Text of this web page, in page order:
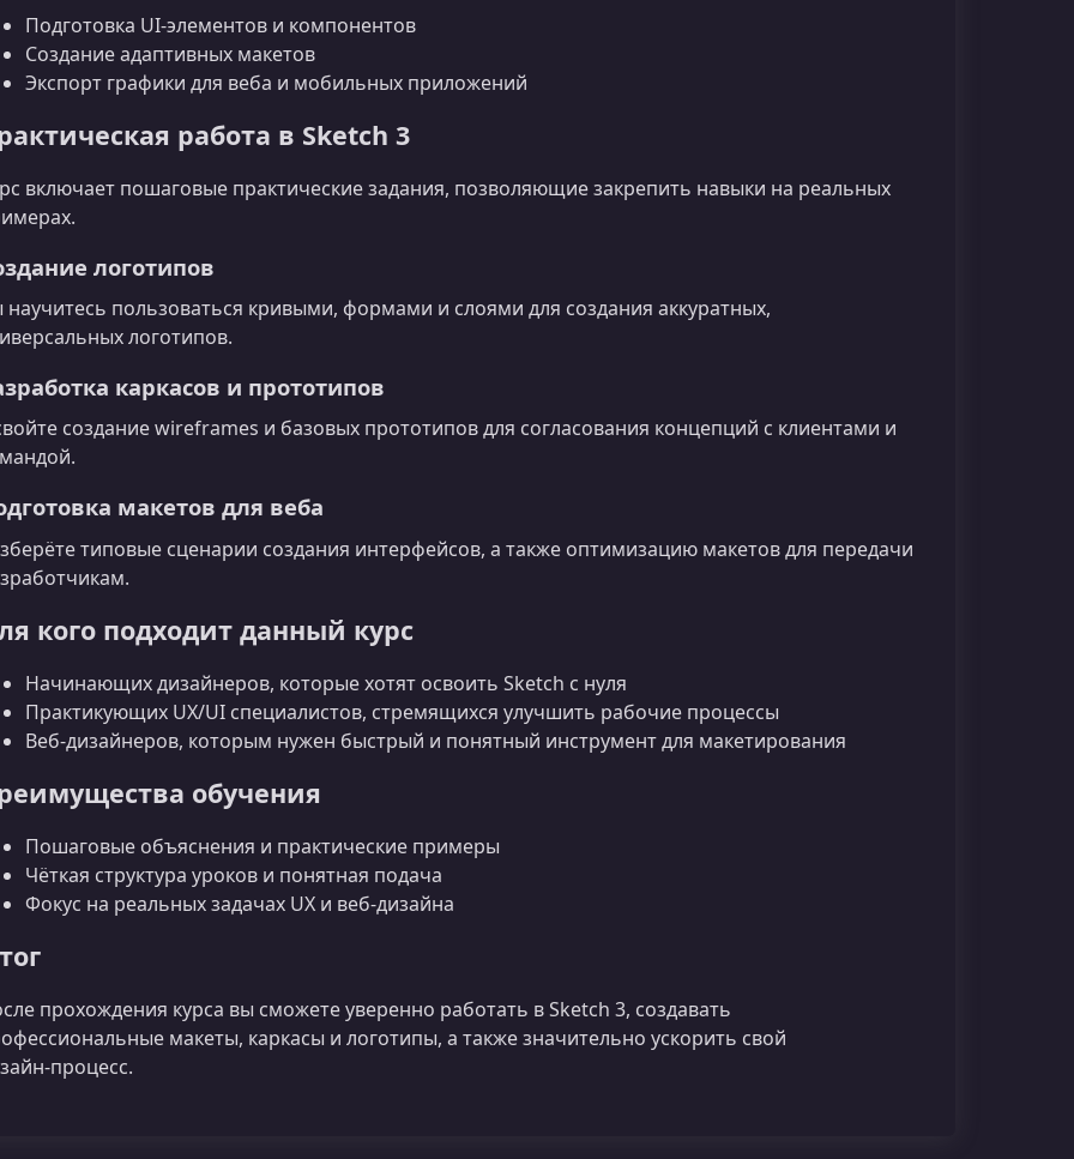
Подготовка UI‑элементов и компонентов
Создание адаптивных макетов
Экспорт графики для веба и мобильных приложений
работа в Sketch 3
включает пошаговые практические задания, позволяющие закрепить навыки на реальных
логотипов
научитесь пользоваться кривыми, формами и слоями для создания аккуратных,
логотипов.
каркасов и прототипов
создание wireframes и базовых прототипов для согласования концепций с клиентами и
макетов для веба
типовые сценарии создания интерфейсов, а также оптимизацию макетов для передачи
кого подходит данный курс
Начинающих дизайнеров, которые хотят освоить Sketch с нуля
Практикующих UX/UI специалистов, стремящихся улучшить рабочие процессы
Веб‑дизайнеров, которым нужен быстрый и понятный инструмент для макетирования
обучения
Пошаговые объяснения и практические примеры
Чёткая структура уроков и понятная подача
Фокус на реальных задачах UX и веб-дизайна
прохождения курса вы сможете уверенно работать в Sketch 3, создавать
макеты, каркасы и логотипы, а также значительно ускорить свой